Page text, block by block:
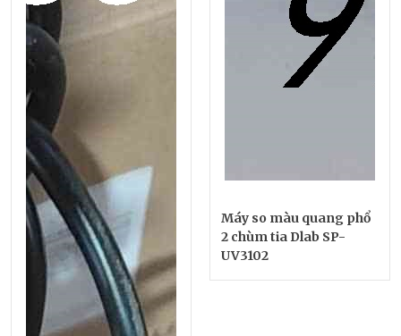
Máy so màu quang phổ
2 chùm tia Dlab SP-
UV3102